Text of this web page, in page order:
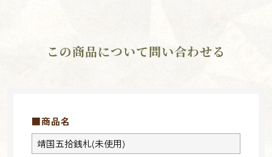
この商品について問い合わせる
■商品名